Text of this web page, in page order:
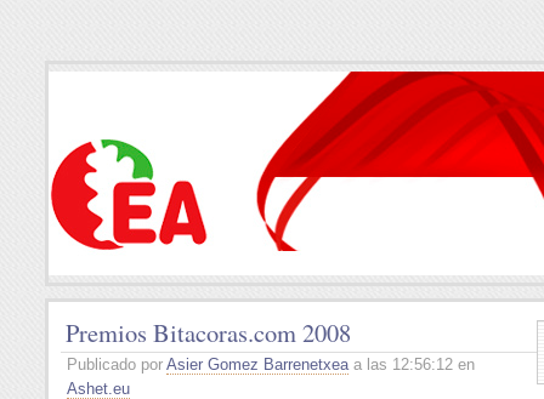
Premios Bitacoras.com 2008
Publicado por Asier Gomez Barrenetxeaa las 12:56:12 en
Ashet.eu